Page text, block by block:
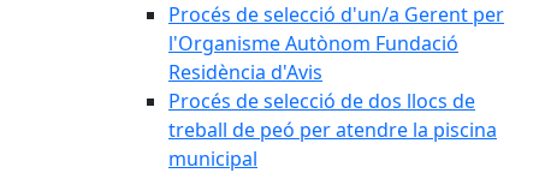
Procés de selecció d'un/a Gerent per
l'Organisme Autònom Fundació
Residència d'Avis
Procés de selecció de dos llocs de
treball de peó per atendre la piscina
municipal